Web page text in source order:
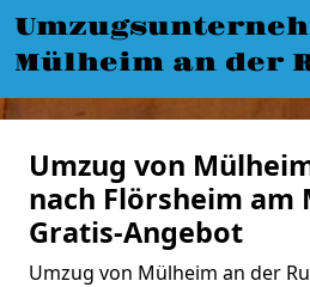
Mülheim an der
Umzug von
nach Flörsheim am
Gratis-Angebot
Umzug von Mülheim an der